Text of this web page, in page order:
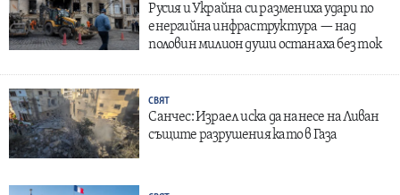
Русия и Украйна си размениха удари по
енергийна инфраструктура — над
половин милион души останаха без ток
СВЯТ
Санчес: Израел иска да нанесе на Ливан
същите разрушения като в Газа